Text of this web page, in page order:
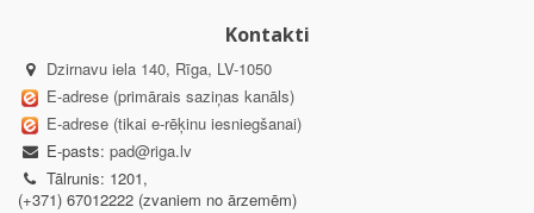
Kontakti
Dzirnavu iela 140, Rīga, LV-1050
E-adrese (primārais saziņas kanāls)
E-adrese (tikai e-rēķinu iesniegšanai)
E-pasts: pad@riga.lv
Tālrunis: 1201,
(+371) 67012222 (zvaniem no ārzemēm)